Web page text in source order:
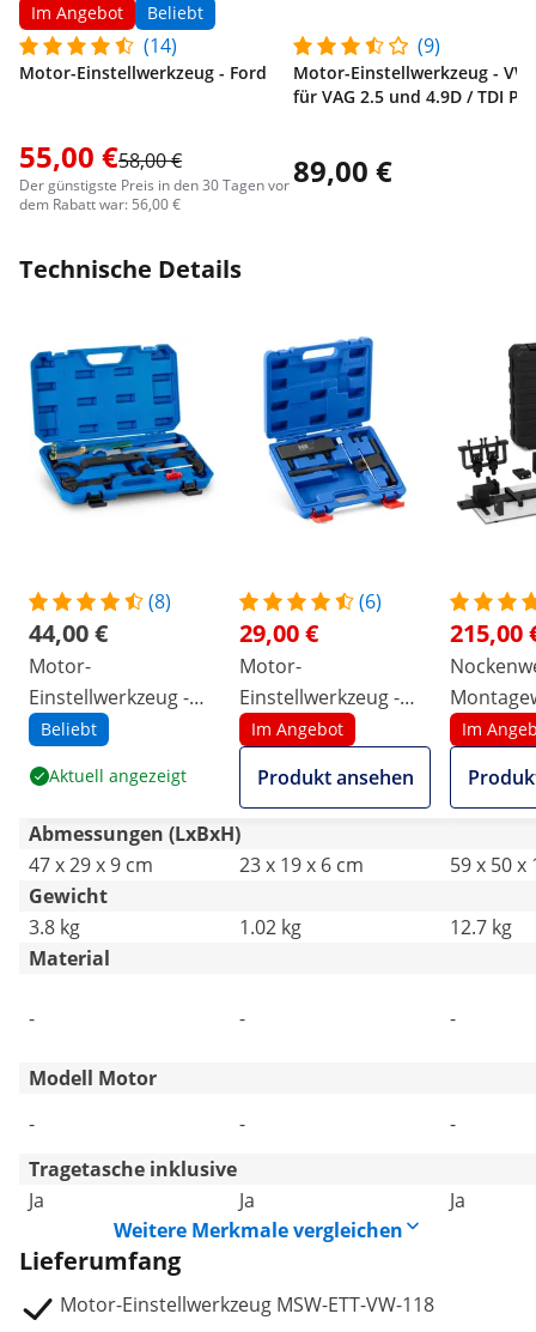
Im Angebot Beliebt
(14)
Motor-Einstellwerkzeug - Ford
55,00 €58,00 €
Der günstigste Preis in den 30 Tagen vor
dem Rabatt war: 56,00 €
(9)
Motor-Einstellwerkzeug - VW
für VAG 2.5 und 4.9D / TDI PD
89,00 €
Technische Details
(8)
44,00 €
Motor-
Einstellwerkzeug -
VW - Audi - Seat -
TSI / TFSI
Beliebt
Aktuell angezeigt
(6)
29,00 €
Motor-
Einstellwerkzeug -
Opel - Vauxhall - 1.6
CDTi
Im Angebot
Produkt ansehen
215,00
Im
Abmessungen (LxBxH)
47 x 29 x 9 cm
23 x 19 x 6 cm
59 x 50 x
Gewicht
3.8 kg
1.02 kg
12.7 kg
Material
- - -
Modell Motor
-
-
-
Tragetasche inklusive
Ja
Ja
Ja
Weitere Merkmale vergleichen
Lieferumfang
Motor-Einstellwerkzeug MSW-ETT-VW-118